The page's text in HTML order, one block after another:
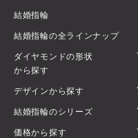
結婚指輪
結婚指輪の全ラインナップ
ダイヤモンドの形状
から探す
デザインから探す
結婚指輪のシリーズ
価格から探す